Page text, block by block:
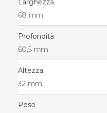
Larghezza
68 mm
Profondità
60,5 mm
Altezza
32 mm
Peso